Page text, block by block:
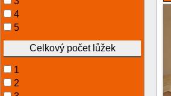
4
5
Celkový počet lůžek
1
2